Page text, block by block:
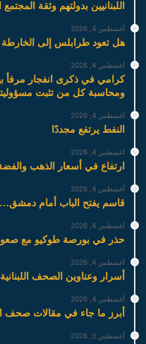
اللبنانيين بدولتهم وثقة المجتمع
أغسطس 4, 2026
هل تعود طرابلس إلى الخارطة
أغسطس 4, 2026
كرامي في ذكرى انفجار مرفأ
ومحاسبة كل من تثبت
أغسطس 4, 2026
النفط يرتفع مجددًا
أغسطس 4, 2026
ارتفاع في أسعار الذهب
أغسطس 4, 2026
قاسم يفتح الباب أمام دمشق…
أغسطس 4, 2026
حذر في بورصة طوكيو مع
أغسطس 4, 2026
أسرار وعناوين الصحف اللبنانية
أغسطس 4, 2026
أبرز ما جاء في مقالات صحف
أغسطس 3, 2026